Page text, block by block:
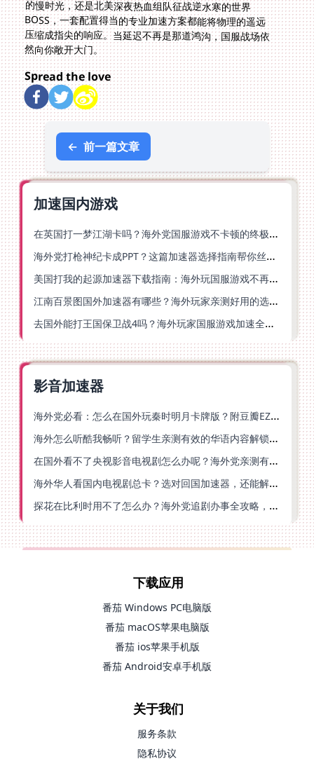
然向你敞开大门。
Spread the love
← 前一篇文章
加速国内游戏
在英国打一梦江湖卡吗？海外党国服游戏不卡顿的终极解法
海外党打枪神纪卡成PPT？这篇加速器选择指南帮你丝滑上分
美国打我的起源加速器下载指南：海外玩国服游戏不再卡的终极方案
江南百景图国外加速器有哪些？海外玩家亲测好用的选择与避坑指南
去国外能打王国保卫战4吗？海外玩家国服游戏加速全攻略（附公主连结幻想江湖实测）
影音加速器
海外党必看：怎么在国外玩秦时明月卡牌版？附豆瓣EZCast地区限制破解法
海外怎么听酷我畅听？留学生亲测有效的华语内容解锁指南
在国外看不了央视影音电视剧怎么办呢？海外党亲测有效的回国加速方案
海外华人看国内电视剧总卡？选对回国加速器，还能解决菲律宾打不开反诈中心的问题
探花在比利时用不了怎么办？海外党追剧办事全攻略，选对加速器就够了
下载应用
番茄 Windows PC电脑版
番茄 macOS苹果电脑版
番茄 ios苹果手机版
番茄 Android安卓手机版
关于我们
服务条款
隐私协议